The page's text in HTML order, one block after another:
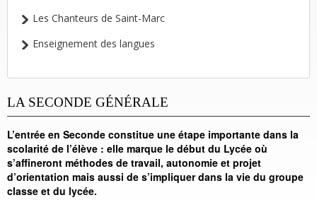
Les Chanteurs de Saint-Marc
Enseignement des langues
LA SECONDE GÉNÉRALE
L’entrée en Seconde constitue une étape importante dans la
scolarité de l’élève : elle marque le début du Lycée où
s’affineront méthodes de travail, autonomie et projet
d’orientation mais aussi de s’impliquer dans la vie du groupe
classe et du lycée.